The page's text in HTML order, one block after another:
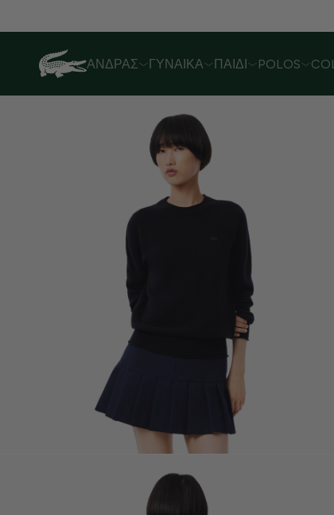
Λόγω αυξημένου όγκου
ΆΝΔΡΑΣ ΓΥΝΑΊΚΑ ΠΑΙΔΊ POLOS